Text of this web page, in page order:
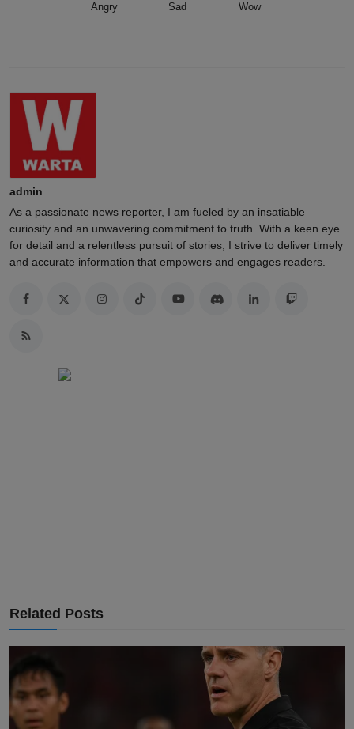
Angry Sad Wow
admin
As a passionate news reporter, I am fueled by an insatiable
curiosity and an unwavering commitment to truth. With a keen eye
for detail and a relentless pursuit of stories, I strive to deliver timely
and accurate information that empowers and engages readers.
Related Posts